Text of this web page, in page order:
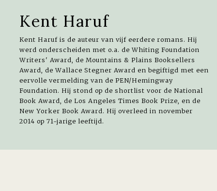
Kent Haruf
Kent Haruf is de auteur van vijf eerdere romans. Hij
werd onderscheiden met o.a. de Whiting Foundation
Writers' Award, de Mountains & Plains Booksellers
Award, de Wallace Stegner Award en begiftigd met een
eervolle vermelding van de PEN/Hemingway
Foundation. Hij stond op de shortlist voor de National
Book Award, de Los Angeles Times Book Prize, en de
New Yorker Book Award. Hij overleed in november
2014 op 71-jarige leeftijd.